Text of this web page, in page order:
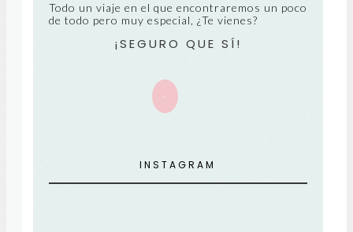
Todo un viaje en el que encontraremos un poco
de todo pero muy especial, ¿Te vienes?
¡SEGURO QUE SÍ!
+
INSTAGRAM